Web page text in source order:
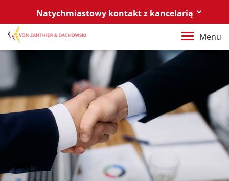
Natychmiastowy kontakt z kancelarią
Berlin
+49 30 88 03 59 0
+48 61 85 82 55 0
berlin@vonzanthier.com
Poznań / Warszawa
poznan@vonzanthier.com
Menu